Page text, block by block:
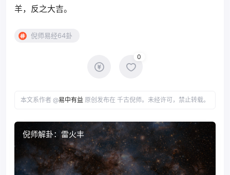
羊，反之大吉。
倪师易经64卦
0
本文系作者 @易中有益 原创发布在 千古倪师。未经许可，禁止转载。
倪师解卦：雷火丰